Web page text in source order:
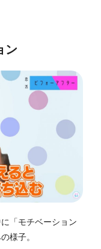
ン
「モチベーション
様子。